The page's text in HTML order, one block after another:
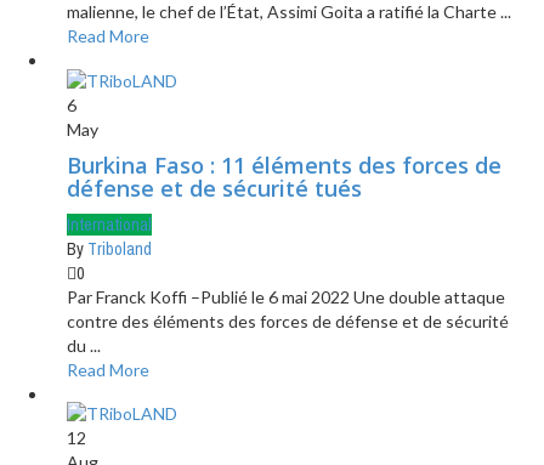
malienne, le chef de l’État, Assimi Goita a ratifié la Charte ...
Read More
6
May
Burkina Faso : 11 éléments des forces de
défense et de sécurité tués
International
By Triboland
0
Par Franck Koffi –Publié le 6 mai 2022 Une double attaque
contre des éléments des forces de défense et de sécurité
du ...
Read More
12